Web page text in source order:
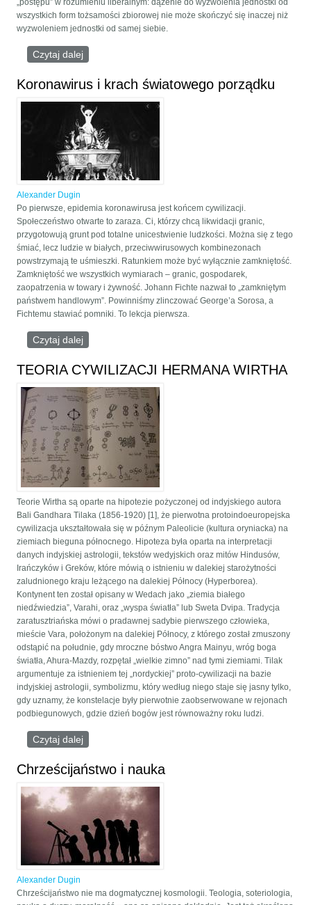
„postępu” w rozumieniu liberalnym: dążenie do wyzwolenia jednostki od
wszystkich form tożsamości zbiorowej nie może skończyć się inaczej niż
wyzwoleniem jednostki od samej siebie.
Czytaj dalej
Koronawirus i krach światowego porządku
Alexander Dugin
Po pierwsze, epidemia koronawirusa jest końcem cywilizacji.
Społeczeństwo otwarte to zaraza. Ci, którzy chcą likwidacji granic,
przygotowują grunt pod totalne unicestwienie ludzkości. Można się z tego
śmiać, lecz ludzie w białych, przeciwwirusowych kombinezonach
powstrzymają te uśmieszki. Ratunkiem może być wyłącznie zamkniętość.
Zamkniętość we wszystkich wymiarach – granic, gospodarek,
zaopatrzenia w towary i żywność. Johann Fichte nazwał to „zamkniętym
państwem handlowym”. Powinniśmy zlinczować George’a Sorosa, a
Fichtemu stawiać pomniki. To lekcja pierwsza.
Czytaj dalej
TEORIA CYWILIZACJI HERMANA WIRTHA
Teorie Wirtha są oparte na hipotezie pożyczonej od indyjskiego autora
Bali Gandhara Tilaka (1856-1920) [1], że pierwotna protoindoeuropejska
cywilizacja ukształtowała się w późnym Paleolicie (kultura oryniacka) na
ziemiach bieguna północnego. Hipoteza była oparta na interpretacji
danych indyjskiej astrologii, tekstów wedyjskich oraz mitów Hindusów,
Irańczyków i Greków, które mówią o istnieniu w dalekiej starożytności
zaludnionego kraju leżącego na dalekiej Północy (Hyperborea).
Kontynent ten został opisany w Wedach jako „ziemia białego
niedźwiedzia”, Varahi, oraz „wyspa światła” lub Sweta Dvipa. Tradycja
zaratusztriańska mówi o pradawnej sadybie pierwszego człowieka,
mieście Vara, położonym na dalekiej Północy, z którego został zmuszony
odstąpić na południe, gdy mroczne bóstwo Angra Mainyu, wróg boga
światła, Ahura-Mazdy, rozpętał „wielkie zimno” nad tymi ziemiami. Tilak
argumentuje za istnieniem tej „nordyckiej” proto-cywilizacji na bazie
indyjskiej astrologii, symbolizmu, który według niego staje się jasny tylko,
gdy uznamy, że konstelacje były pierwotnie zaobserwowane w rejonach
podbiegunowych, gdzie dzień bogów jest równoważny roku ludzi.
Czytaj dalej
Chrześcijaństwo i nauka
Alexander Dugin
Chrześcijaństwo nie ma dogmatycznej kosmologii. Teologia, soteriologia,